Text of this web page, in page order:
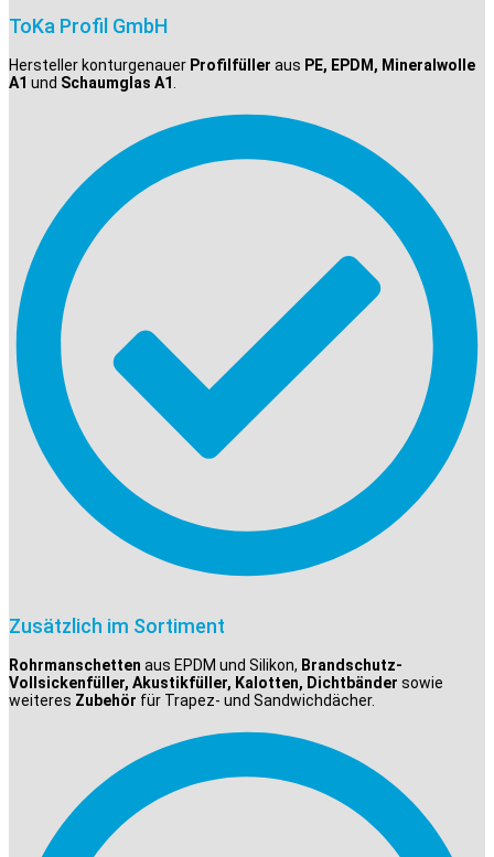
ToKa Profil GmbH
Hersteller konturgenauer Profilfüller aus PE, EPDM, Mineralwolle
A1 und Schaumglas A1.
Zusätzlich im Sortiment
Rohrmanschetten aus EPDM und Silikon, Brandschutz-
Vollsickenfüller, Akustikfüller, Kalotten, Dichtbänder sowie
weiteres Zubehör für Trapez- und Sandwichdächer.